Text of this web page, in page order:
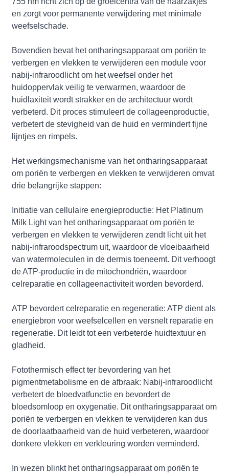
en zorgt voor permanente verwijdering met minimale
weefselschade.
Bovendien bevat het ontharingsapparaat om poriën te
verbergen en vlekken te verwijderen een module voor
nabij-infraroodlicht om het weefsel onder het
huidoppervlak veilig te verwarmen, waardoor de
huidlaxiteit wordt strakker en de architectuur wordt
verbeterd. Dit proces stimuleert de collageenproductie,
verbetert de stevigheid van de huid en vermindert fijne
lijntjes en rimpels.
Het werkingsmechanisme van het ontharingsapparaat
om poriën te verbergen en vlekken te verwijderen omvat
drie belangrijke stappen:
Initiatie van cellulaire energieproductie: Het Platinum
Milk Light van het ontharingsapparaat om poriën te
verbergen en vlekken te verwijderen zendt licht uit het
nabij-infraroodspectrum uit, waardoor de vloeibaarheid
van watermoleculen in de dermis toeneemt. Dit verhoogt
de ATP-productie in de mitochondriën, waardoor
celreparatie en collageenactiviteit worden bevorderd.
ATP bevordert celreparatie en regeneratie: ATP dient als
energiebron voor weefselcellen en versnelt reparatie en
regeneratie. Dit leidt tot een verbeterde huidtextuur en
gladheid.
Fotothermisch effect ter bevordering van het
pigmentmetabolisme en de afbraak: Nabij-infraroodlicht
verbetert de bloedvatfunctie en bevordert de
bloedsomloop en oxygenatie. Dit ontharingsapparaat om
poriën te verbergen en vlekken te verwijderen kan dus
de doorlaatbaarheid van de huid verbeteren, waardoor
donkere vlekken en verkleuring worden verminderd.
In wezen blinkt het ontharingsapparaat om poriën te